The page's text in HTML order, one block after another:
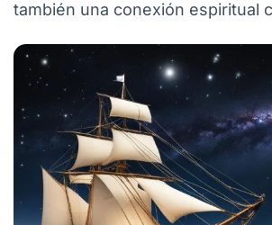
también una conexión espiritual